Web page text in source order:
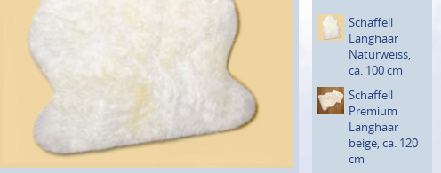
Schaffell
Langhaar
Natur­weiss,
ca. 100 cm
Schaffell
Premium
Langhaar
beige, ca. 120
cm